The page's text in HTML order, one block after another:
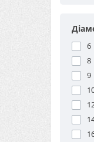
6
8
9